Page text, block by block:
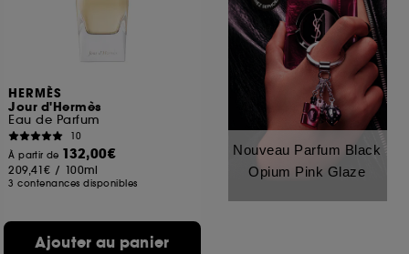
HERMÈS
Jour d'Hermès
Eau de Parfum
10
À partir de 132,00€
209,41€ / 100ml
3 contenances disponibles
Ajouter au panier
Nouveau Parfum Black
Opium Pink Glaze